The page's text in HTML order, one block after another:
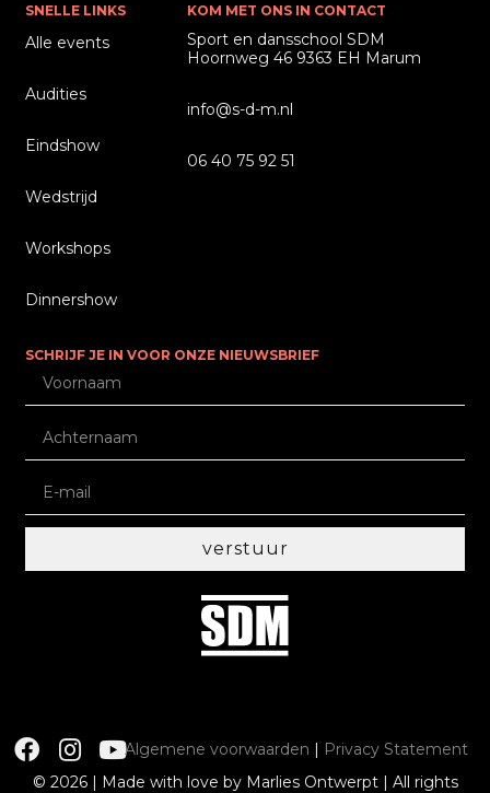
SNELLE LINKS
Alle events
Audities
Eindshow
Wedstrijd
Workshops
Dinnershow
KOM MET ONS IN CONTACT
Sport en dansschool SDM
Hoornweg 46 9363 EH Marum
info@s-d-m.nl
06 40 75 92 51
SCHRIJF JE IN VOOR ONZE NIEUWSBRIEF
verstuur
Algemene voorwaarden | Privacy Statement
© 2026 | Made with love by Marlies Ontwerpt | All rights